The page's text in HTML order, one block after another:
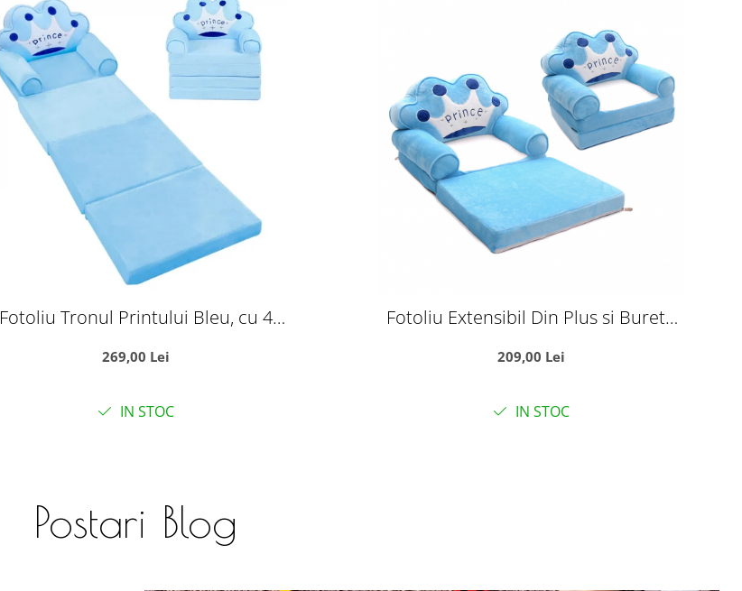
Fotoliu Tronul Printului Bleu, cu 4
269,00 Lei
IN STOC
Fotoliu Extensibil Din Plus si Burete
209,00 Lei
IN STOC
Postari Blog